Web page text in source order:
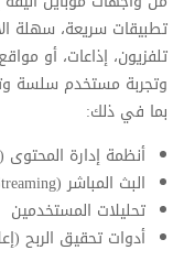
تطبيقات سريعة، سهلة
تلفزيون، إذاعات، أو
وتجربة مستخدم سلسة
بما في ذلك:
أنظمة إدارة المحتوى (CMS)
البث المباشر (Live Streaming)
تحليلات المستخدمين
أدوات تحقيق الربح